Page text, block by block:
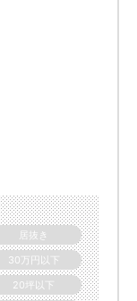
居抜き
30万円以下
20坪以下